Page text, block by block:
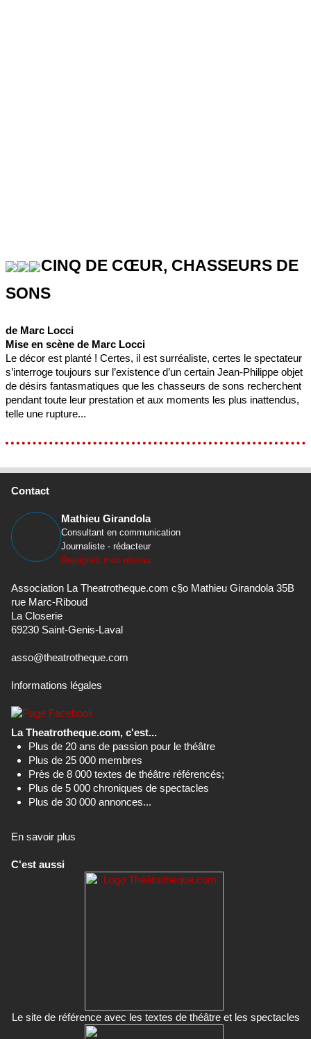
CINQ DE CŒUR, CHASSEURS DE
SONS
de Marc Locci
Mise en scène de Marc Locci
Le décor est planté ! Certes, il est surréaliste, certes le spectateur
s’interroge toujours sur l’existence d’un certain Jean-Philippe objet
de désirs fantasmatiques que les chasseurs de sons recherchent
pendant toute leur prestation et aux moments les plus inattendus,
telle une rupture...
Contact
Mathieu Girandola
Consultant en communication
Journaliste - rédacteur
Rejoignez mon réseau
Association La Theatrotheque.com c§o Mathieu Girandola 35B
rue Marc-Riboud
La Closerie
69230 Saint-Genis-Laval
asso@theatrotheque.com
Informations légales
La Theatrotheque.com, c'est...
Plus de 20 ans de passion pour le théâtre
Plus de 25 000 membres
Près de 8 000 textes de théâtre référencés;
Plus de 5 000 chroniques de spectacles
Plus de 30 000 annonces...
En savoir plus
C'est aussi
Le site de référence avec les textes de théâtre et les spectacles